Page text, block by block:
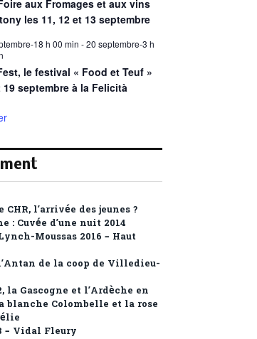
aux Fromages et aux vins
les 11, 12 et 13 septembre
18 h 00 min -20 septembre-3 h
le festival « Food et Teuf »
19 septembre à la Felicità
l’arrivée des jeunes ?
: Cuvée d’une nuit 2014
Moussas 2016 – Haut
de la coop de Villedieu-
la Gascogne et l’Ardèche en
blanche Colombelle et la rose
– Vidal Fleury